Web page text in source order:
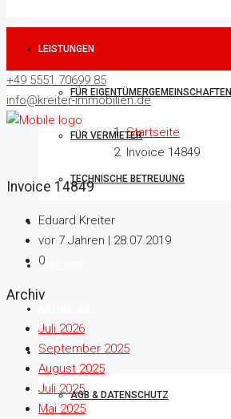
LEISTUNGEN
FÜR EIGENTÜMERGEMEINSCHAFTEN
FÜR VERMIETER
TECHNISCHE BETREUUNG
IMMOBILIEN
ÜBER UNS
RECHTLICHES
AGB & DATENSCHUTZ
+49 5551 70699 85
info@kreiter-immobilien.de
Startseite
Invoice 14849
Invoice 14849
Eduard Kreiter
vor 7 Jahren | 28.07.2019
0
Archiv
Juli 2026
September 2025
August 2025
Juli 2025
Mai 2025